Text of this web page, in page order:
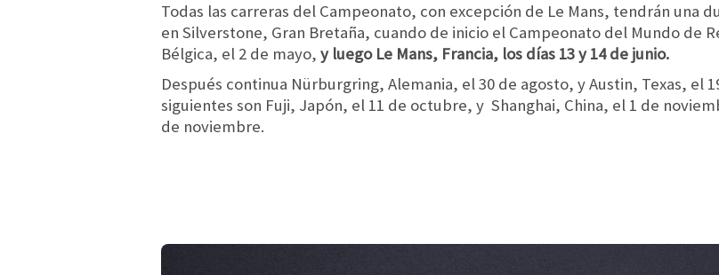
Todas las carreras del Campeonato, con excepción de Le Mans, tendrán una
en Silverstone, Gran Bretaña, cuando de inicio el Campeonato del Mundo de
Bélgica, el 2 de mayo, y luego Le Mans, Francia, los días 13 y 14 de junio.
Después continua Nürburgring, Alemania, el 30 de agosto, y Austin, Texas, el
siguientes son Fuji, Japón, el 11 de octubre, y Shanghai, China, el 1 de
de noviembre.